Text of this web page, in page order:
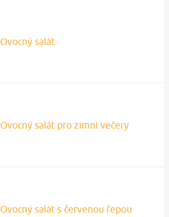
Ovocný salát
Ovocný salát pro zimní večery
Ovocný salát s červenou řepou